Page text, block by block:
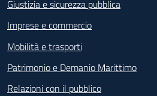
Giustizia e sicurezza pubblica
Imprese e commercio
Mobilità e trasporti
Patrimonio e Demanio Marittimo
Relazioni con il pubblico